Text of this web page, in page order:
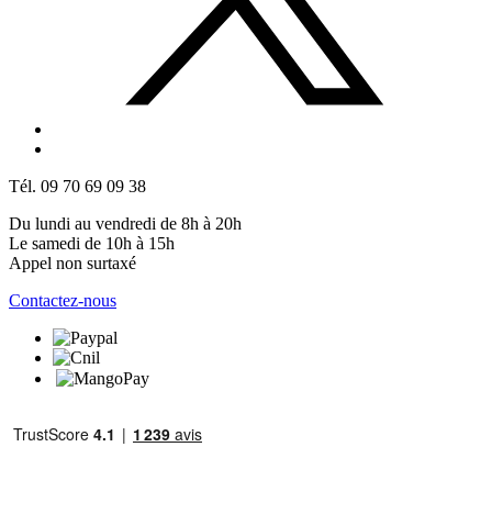
Tél. 09 70 69 09 38
Du lundi au vendredi de 8h à 20h
Le samedi de 10h à 15h
Appel non surtaxé
Contactez-nous